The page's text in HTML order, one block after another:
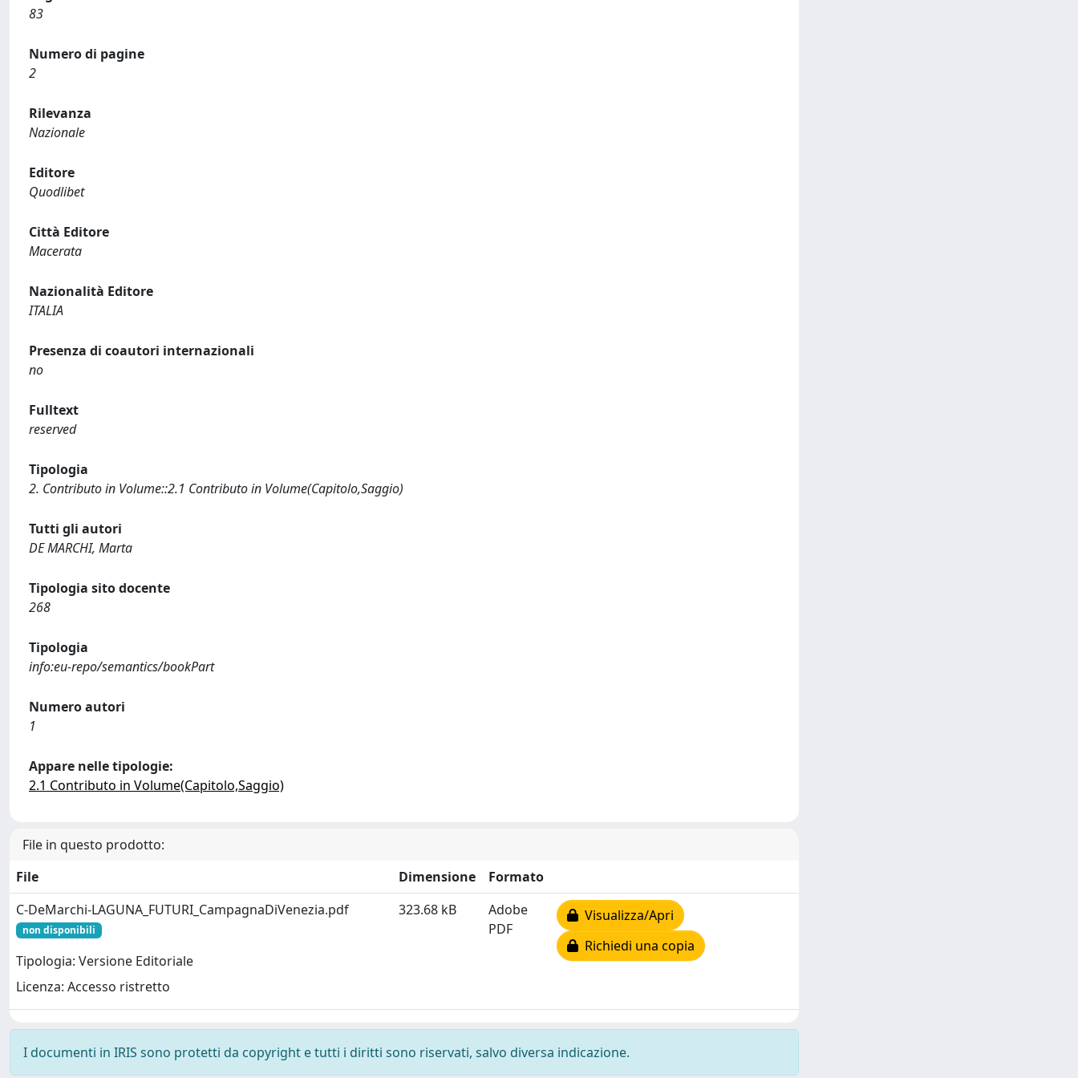
83
Numero di pagine
2
Rilevanza
Nazionale
Editore
Quodlibet
Città Editore
Macerata
Nazionalità Editore
ITALIA
Presenza di coautori internazionali
no
Fulltext
reserved
Tipologia
2. Contributo in Volume::2.1 Contributo in Volume(Capitolo,Saggio)
Tutti gli autori
DE MARCHI, Marta
Tipologia sito docente
268
Tipologia
info:eu-repo/semantics/bookPart
Numero autori
1
Appare nelle tipologie:
2.1 Contributo in Volume(Capitolo,Saggio)
File in questo prodotto:
File
Dimensione
Formato
C-DeMarchi-LAGUNA_FUTURI_CampagnaDiVenezia.pdf
non disponibili
Tipologia: Versione Editoriale
Licenza: Accesso ristretto
323.68 kB
Adobe
PDF
Visualizza/Apri
Richiedi una copia
I documenti in IRIS sono protetti da copyright e tutti i diritti sono riservati, salvo diversa indicazione.